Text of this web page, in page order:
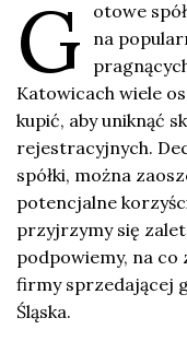
G
otowe
na
Katowicach wiele
kupić, aby uniknąć
rejestracyjnych.
spółki, można
potencjalne
przyjrzymy się
podpowiemy, na
firmy sprzedającej
Śląska.